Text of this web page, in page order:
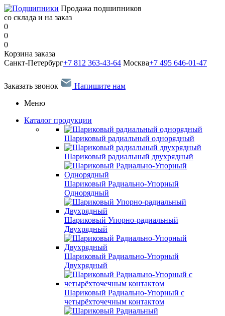
Продажа подшипников
со склада и на заказ
0
0
0
Корзина заказа
Санкт-Петербург+7 812 363-43-64 Москва+7 495 646-01-47
Заказать звонок
Напишите нам
Меню
Каталог продукции
Шариковый радиальный однорядный
Шариковый радиальный двухрядный
Шариковый Радиально-Упорный
Однорядный
Шариковый Упорно-радиальный
Двухрядный
Шариковый Радиально-Упорный
Двухрядный
Шариковый Радиально-Упорный с
четырёхточечным контактом